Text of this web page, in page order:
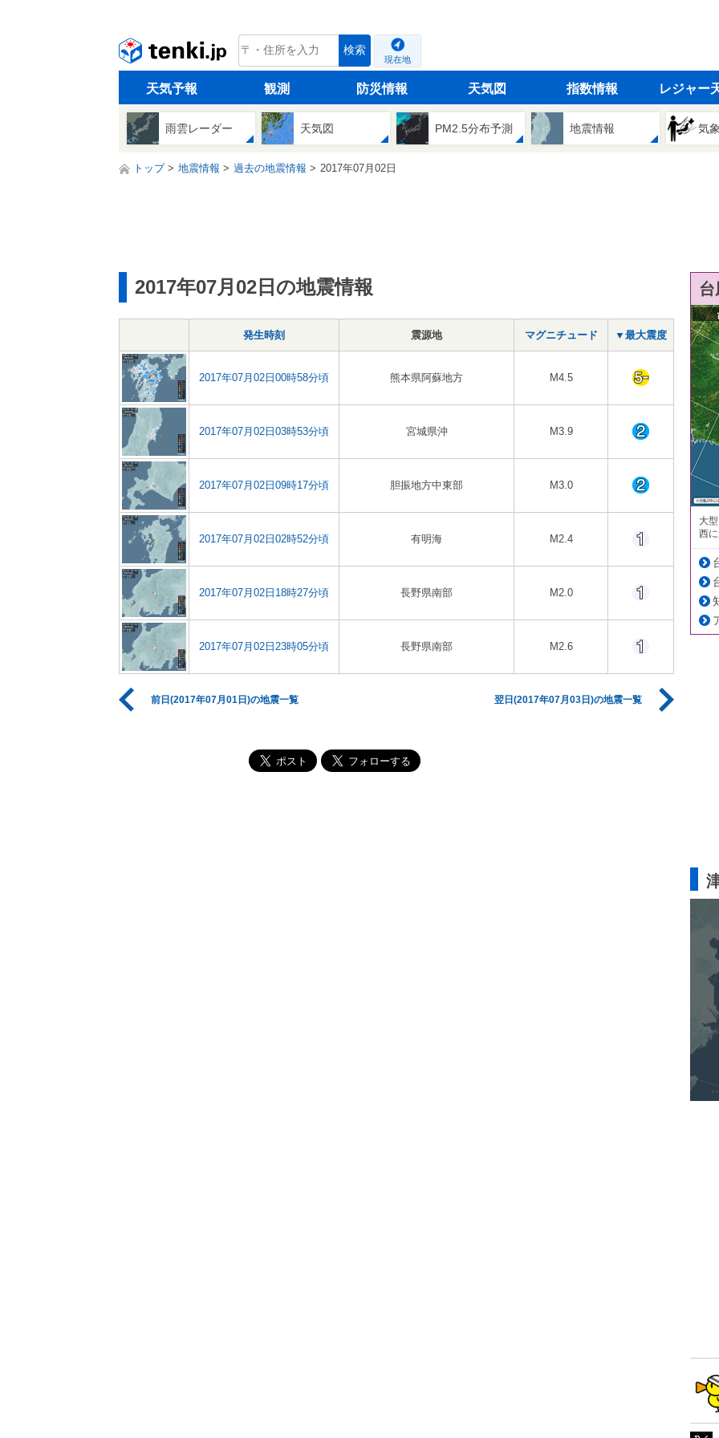
tenki.jp 検索
現在地
天気予報 観測 防災情報 天気図 指数情報 レジャー
雨雲レーダー 天気図 PM2.5分布予測 地震情報 気
トップ 地震情報 過去の地震情報 2017年07月02日
2017年07月02日の地震情報
発生時刻 震源地 マグニチュード ▼最大震度
2017年07月02日00時58分頃 熊本県阿蘇地方 M4.5
2017年07月02日03時53分頃 宮城県沖 M3.9
2017年07月02日09時17分頃 胆振地方中東部 M3.0
2017年07月02日02時52分頃 有明海 M2.4
2017年07月02日18時27分頃 長野県南部 M2.0
2017年07月02日23時05分頃 長野県南部 M2.6
前日(2017年07月01日)の地震一覧 翌日(2017年07月03日)の地震一覧
大
西